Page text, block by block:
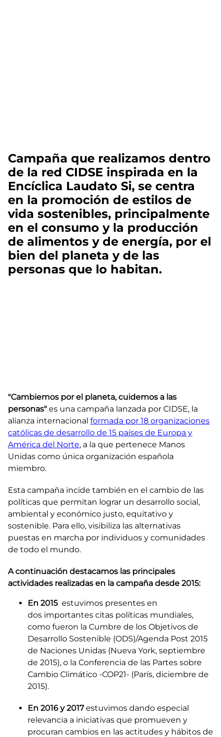
Campaña que realizamos dentro
de la red CIDSE inspirada en la
Encíclica Laudato Si, se centra
en la promoción de estilos de
vida sostenibles, principalmente
en el consumo y la producción
de alimentos y de energía, por el
bien del planeta y de las
personas que lo habitan.
"Cambiemos por el planeta, cuidemos a las
personas" es una campaña lanzada por CIDSE, la
alianza internacional formada por 18 organizaciones
católicas de desarrollo de 15 países de Europa y
América del Norte, a la que pertenece Manos
Unidas como única organización española
miembro.
Esta campaña incide también en el cambio de las
políticas que permitan lograr un desarrollo social,
ambiental y económico justo, equitativo y
sostenible. Para ello, visibiliza las alternativas
puestas en marcha por individuos y comunidades
de todo el mundo.
A continuación destacamos las principales
actividades realizadas en la campaña desde 2015:​
En 2015 estuvimos presentes en
dos importantes citas políticas mundiales,
como fueron la Cumbre de los Objetivos de
Desarrollo Sostenible (ODS)/Agenda Post 2015
de Naciones Unidas (Nueva York, septiembre
de 2015), o la Conferencia de las Partes sobre
Cambio Climático -COP21- (París, diciembre de
2015).
En 2016 y 2017estuvimos dando especial
relevancia a iniciativas que promueven y
procuran cambios en las actitudes y hábitos de